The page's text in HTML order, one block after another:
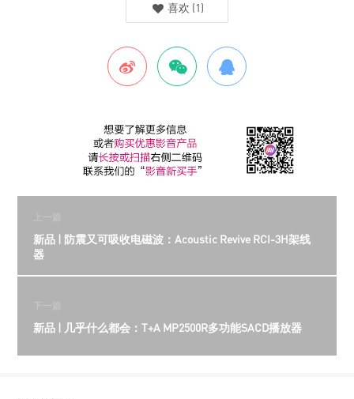
喜欢 (1)
上一篇
新品 | 防震又可吸收电磁波：Acoustic Revive RCI-3H架线
器
下一篇
新品 | 几乎什么都会：T+A MP2500R多功能SACD播放器